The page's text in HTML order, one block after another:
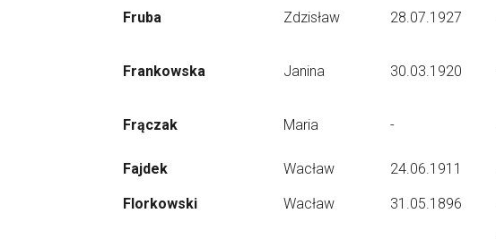
Fruba Zdzisław 28.07.1927
Frankowska Janina 30.03.1920
Frączak Maria -
Fajdek Wacław 24.06.1911
Florkowski Wacław 31.05.1896